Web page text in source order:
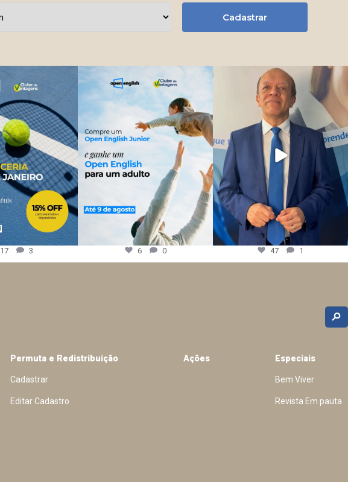
Cadastrar
17 3 6 0 47 1
Permuta e Redistribuição
Cadastrar
Editar Cadastro
Ações Especiais
Bem Viver
Revista Em pauta